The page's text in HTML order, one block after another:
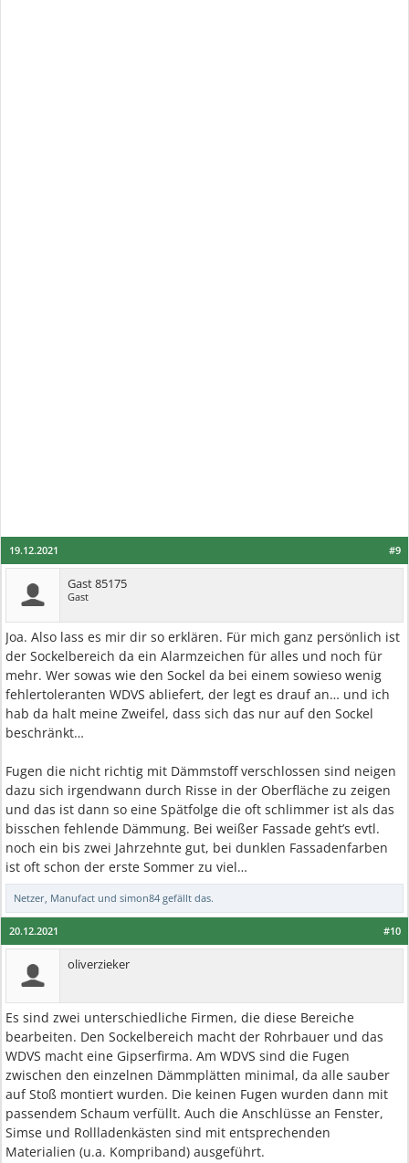
#9
19.12.2021
Gast 85175
Gast
Joa. Also lass es mir dir so erklären. Für mich ganz persönlich ist
der Sockelbereich da ein Alarmzeichen für alles und noch für
mehr. Wer sowas wie den Sockel da bei einem sowieso wenig
fehlertoleranten WDVS abliefert, der legt es drauf an… und ich
hab da halt meine Zweifel, dass sich das nur auf den Sockel
beschränkt…
Fugen die nicht richtig mit Dämmstoff verschlossen sind neigen
dazu sich irgendwann durch Risse in der Oberfläche zu zeigen
und das ist dann so eine Spätfolge die oft schlimmer ist als das
bisschen fehlende Dämmung. Bei weißer Fassade geht’s evtl.
noch ein bis zwei Jahrzehnte gut, bei dunklen Fassadenfarben
ist oft schon der erste Sommer zu viel…
Netzer Manufact und simon84 gefällt das.
#10
20.12.2021
oliverzieker
Es sind zwei unterschiedliche Firmen, die diese Bereiche
bearbeiten. Den Sockelbereich macht der Rohrbauer und das
WDVS macht eine Gipserfirma. Am WDVS sind die Fugen
zwischen den einzelnen Dämmplätten minimal, da alle sauber
auf Stoß montiert wurden. Die keinen Fugen wurden dann mit
passendem Schaum verfüllt. Auch die Anschlüsse an Fenster,
Simse und Rollladenkästen sind mit entsprechenden
Materialien (u.a. Kompriband) ausgeführt.